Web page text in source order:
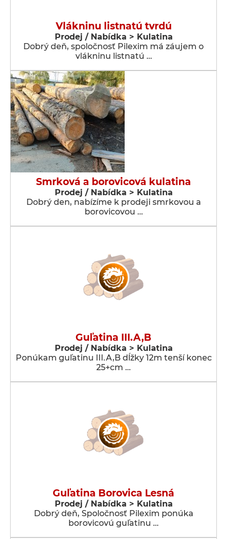
Vlákninu listnatú tvrdú
Prodej / Nabídka > Kulatina
Dobrý deň, spoločnosť Pilexim má záujem o
vlákninu listnatú …
Smrková a borovicová kulatina
Prodej / Nabídka > Kulatina
Dobrý den, nabízíme k prodeji smrkovou a
borovicovou …
Guľatina III.A,B
Prodej / Nabídka > Kulatina
Ponúkam guľatinu III.A,B dĺžky 12m tenší konec
25+cm …
Guľatina Borovica Lesná
Prodej / Nabídka > Kulatina
Dobrý deň, Spoločnosť Pilexim ponúka
borovicovú guľatinu …